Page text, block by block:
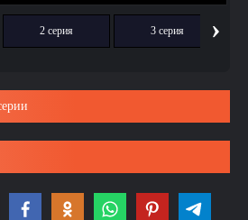
2 серия 3 серия ›